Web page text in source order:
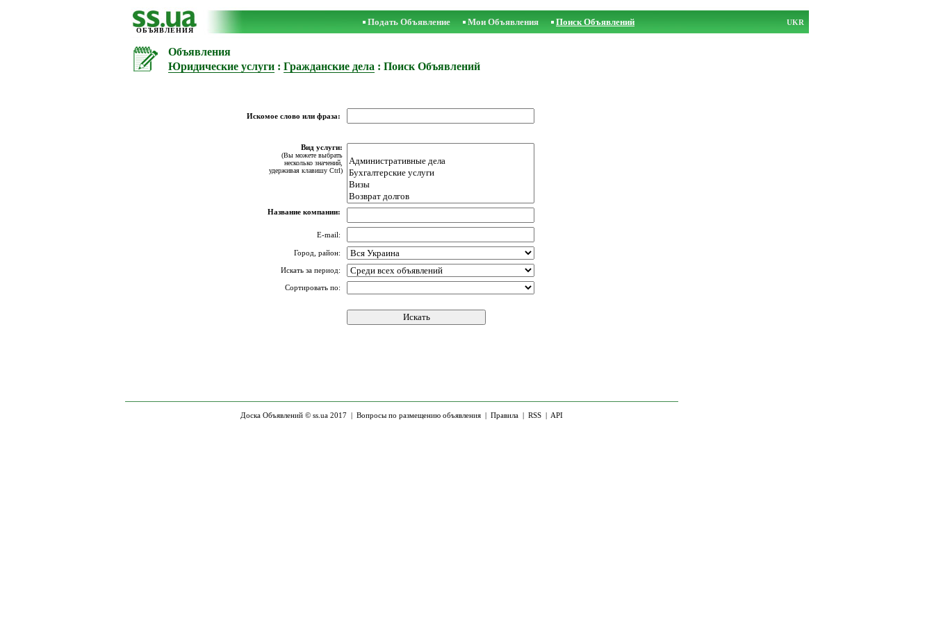
ОБЪЯВЛЕНИЯ
Подать Объявление Мои Объявления Поиск Объявлений UKR
Объявления
Юридические услуги : Гражданские дела : Поиск Объявлений
Искомое слово или фраза:
Вид услуги:
(Вы можете выбрать
несколько значений,
удерживая клавишу Ctrl)
Название компании:
E-mail:
Город, район:
Искать за период:
Сортировать по:
Доска Объявлений © ss.ua 2017 | Вопросы по размещению объявления | Правила | RSS | API